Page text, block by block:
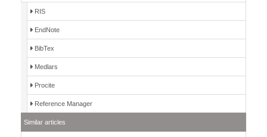
RIS
EndNote
BibTex
Medlars
Procite
Reference Manager
Similar articles